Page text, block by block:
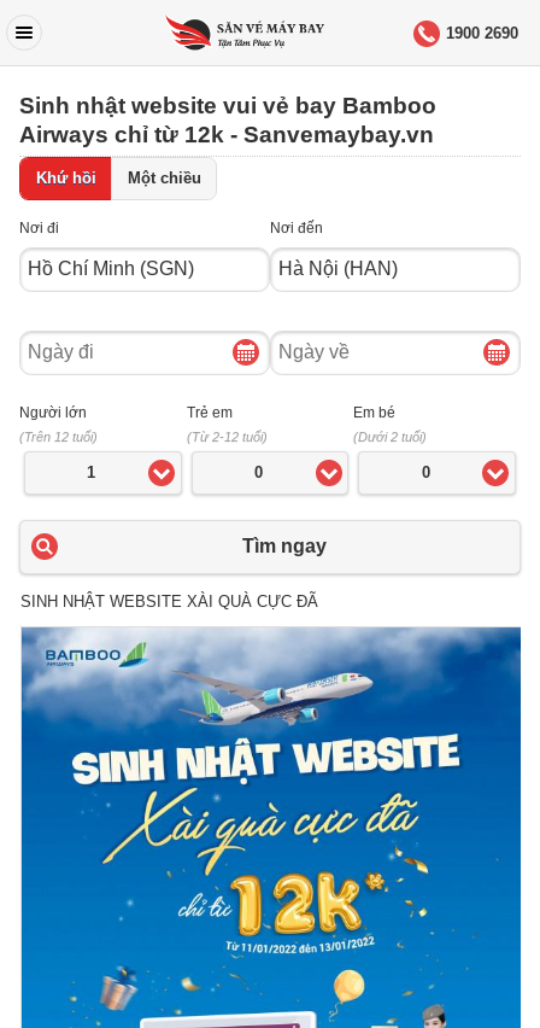
1900 2690
Sinh nhật website vui vẻ bay Bamboo
Airways chỉ từ 12k - Sanvemaybay.vn
Khứ hồi Một chiều
Nơi đi Nơi đến
Ngày
đi
Ngày
về
Người lớn
(Trên 12 tuổi)
1
Trẻ em
(Từ 2-12 tuổi)
0
Em bé
(Dưới 2 tuổi)
0
Tìm ngay
SINH NHẬT WEBSITE XÀI QUÀ CỰC ĐÃ